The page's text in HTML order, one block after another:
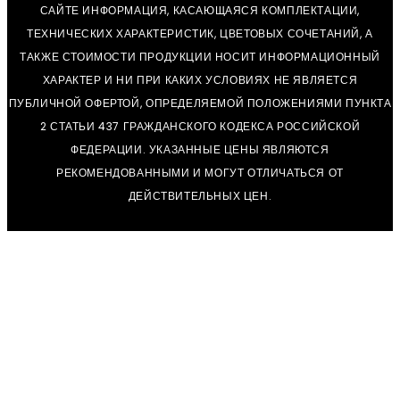
САЙТЕ ИНФОРМАЦИЯ, КАСАЮЩАЯСЯ КОМПЛЕКТАЦИИ,
ТЕХНИЧЕСКИХ ХАРАКТЕРИСТИК, ЦВЕТОВЫХ СОЧЕТАНИЙ, А
ТАКЖЕ СТОИМОСТИ ПРОДУКЦИИ НОСИТ ИНФОРМАЦИОННЫЙ
ХАРАКТЕР И НИ ПРИ КАКИХ УСЛОВИЯХ НЕ ЯВЛЯЕТСЯ
ПУБЛИЧНОЙ ОФЕРТОЙ, ОПРЕДЕЛЯЕМОЙ ПОЛОЖЕНИЯМИ ПУНКТА
2 СТАТЬИ 437 ГРАЖДАНСКОГО КОДЕКСА РОССИЙСКОЙ
ФЕДЕРАЦИИ. УКАЗАННЫЕ ЦЕНЫ ЯВЛЯЮТСЯ
РЕКОМЕНДОВАННЫМИ И МОГУТ ОТЛИЧАТЬСЯ ОТ
ДЕЙСТВИТЕЛЬНЫХ ЦЕН.